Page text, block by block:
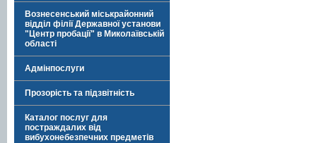
Вознесенський міськрайонний
відділ філії Державної установи
"Центр пробації" в Миколаївській
області
Адмінпослуги
Прозорість та підзвітність
Каталог послуг для
постраждалих від
вибухонебезпечних предметів